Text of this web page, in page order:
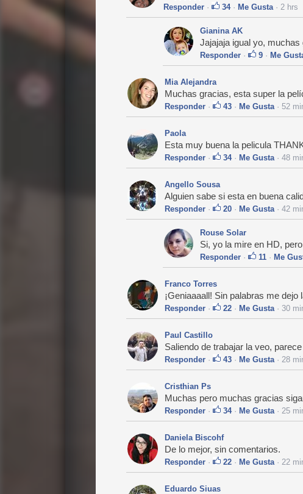
Responder· 34· Me Gusta· 2 hrs
Gianina AK
Jajajaja igual yo,
Responder· 9· Me
Mia Alejandra
Muchas gracias, esta super la
Responder· 43· Me Gusta· 52
Paola
Esta muy buena la pelicula
Responder· 34· Me Gusta· 48
Angello Sousa
Alguien sabe si esta en buena
Responder· 20· Me Gusta· 42
Rouse Solar
Si, yo la mire en HD,
Responder· 11· Me
Franco Torres
¡Geniaaaall! Sin palabras me dejo
Responder· 22· Me Gusta· 30
Paul Castillo
Saliendo de trabajar la veo,
Responder· 43· Me Gusta· 28
Cristhian Ps
Muchas pero muchas gracias
Responder· 34· Me Gusta· 25
Daniela Biscohf
De lo mejor, sin comentarios.
Responder· 22· Me Gusta· 22
Eduardo Siuas